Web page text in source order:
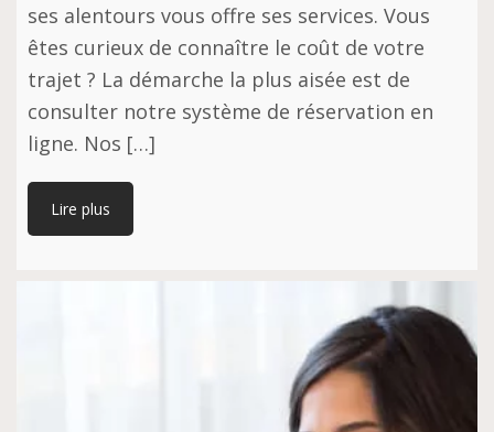
ses alentours vous offre ses services. Vous
êtes curieux de connaître le coût de votre
trajet ? La démarche la plus aisée est de
consulter notre système de réservation en
ligne. Nos […]
Lire plus